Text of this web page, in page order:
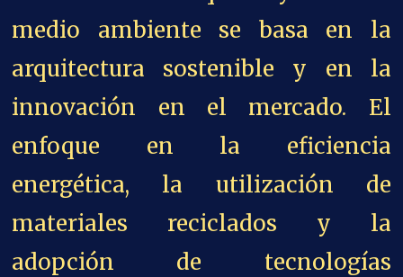
medio ambiente se basa en la
arquitectura sostenible y en la
innovación en el mercado. El
enfoque en la eficiencia
energética, la utilización de
materiales reciclados y la
adopción de tecnologías